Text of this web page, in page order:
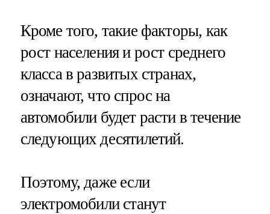
Кроме того, такие факторы, как
рост населения и рост среднего
класса в развитых странах,
означают, что спрос на
автомобили будет расти в течение
следующих десятилетий.
Поэтому, даже если
электромобили станут